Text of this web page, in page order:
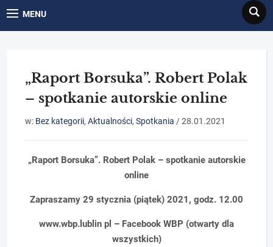
MENU
Search
„Raport Borsuka”. Robert Polak
– spotkanie autorskie online
w: Bez kategorii,Aktualności,Spotkania /28.01.2021
„Raport Borsuka”. Robert Polak – spotkanie autorskie
online
Zapraszamy 29 stycznia (piątek) 2021, godz. 12.00
www.wbp.lublin pl – Facebook WBP (otwarty dla
wszystkich)